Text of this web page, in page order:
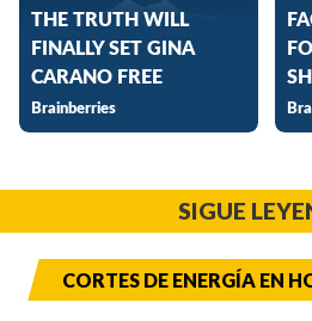
SIGUE
CORTES DE ENERGÍA EN